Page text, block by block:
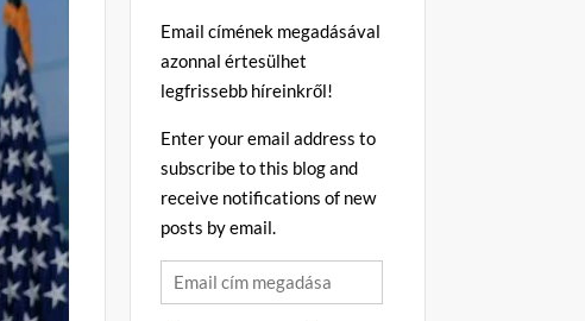
Email címének megadásával
azonnal értesülhet
legfrissebb híreinkről!
Enter your email address to
subscribe to this blog and
receive notifications of new
posts by email.
Email
cím